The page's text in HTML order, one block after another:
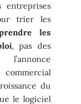
entreprises
trier les
les
, pas des
l’annonce
du
le logiciel